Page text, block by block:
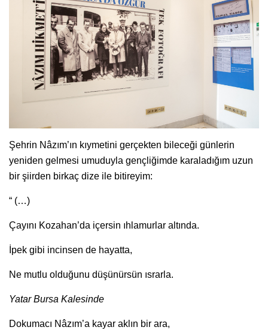
Şehrin Nâzım’ın kıymetini gerçekten bileceği günlerin
yeniden gelmesi umuduyla gençliğimde karaladığım uzun
bir şiirden birkaç dize ile bitireyim:
“ (…)
Çayını Kozahan’da içersin ıhlamurlar altında.
İpek gibi incinsen de hayatta,
Ne mutlu olduğunu düşünürsün ısrarla.
Yatar Bursa Kalesinde
Dokumacı Nâzım’a kayar aklın bir ara,